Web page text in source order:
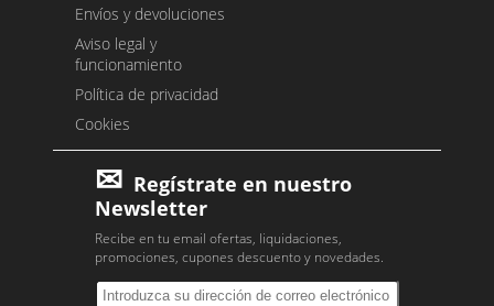
Envíos y devoluciones
Aviso legal y
funcionamiento
Política de privacidad
Cookies
Regístrate en nuestro
Newsletter
Recibe en tu email ofertas, liquidaciones,
promociones, cupones descuento y novedades.